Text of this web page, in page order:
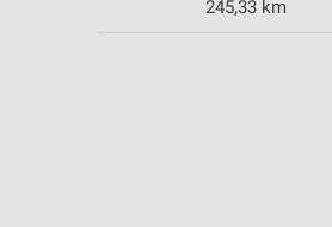
245,33 km
Messung der Performance von Inhalten